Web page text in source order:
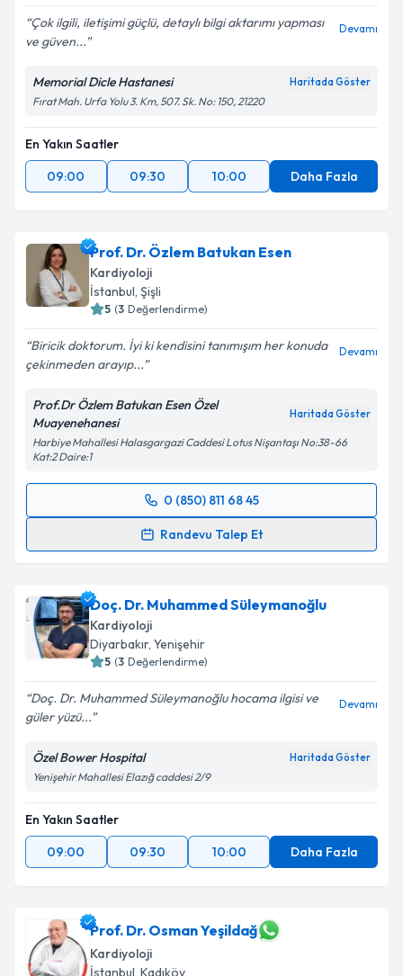
Çok ilgili, iletişimi güçlü, detaylı bilgi aktarımı yapması
ve güven...
Devamı
Memorial Dicle Hastanesi Haritada Göster
Fırat Mah. Urfa Yolu 3. Km, 507. Sk. No: 150, 21220
En Yakın Saatler
09:00
09:30 10:00 Daha Fazla
Prof. Dr. Özlem Batukan Esen
Kardiyoloji
İstanbul, Şişli
5 (3 Değerlendirme)
Biricik doktorum. İyi ki kendisini tanımışım her konuda
çekinmeden arayıp...
Devamı
Prof.Dr Özlem Batukan Esen Özel
Muayenehanesi
Haritada Göster
Harbiye Mahallesi Halasgargazi Caddesi Lotus Nişantaşı No:38-66
Kat:2 Daire:1
0 (850) 811 68 45
Randevu Talep Et
Randevu Takvimi Talebi
için bir takvim hazırlandığında e-posta ile
bilgilendireceğiz.
E-posta Adresiniz
Metni'ni okudum ve kişisel verilerimin belirtilen
kapsamda işlenmesini kabul ediyorum.
Takvim Talebini Gönder
Doç. Dr. Muhammed Süleymanoğlu
Kardiyoloji
Diyarbakır, Yenişehir
5 (3 Değerlendirme)
Doç. Dr. Muhammed Süleymanoğlu hocama ilgisi ve
güler yüzü...
Devamı
Özel Bower Hospital Haritada Göster
Yenişehir Mahallesi Elazığ caddesi 2/9
En Yakın Saatler
09:00
09:30 10:00 Daha Fazla
Prof. Dr. Osman Yeşildağ
Kardiyoloji
İstanbul Kadıköy